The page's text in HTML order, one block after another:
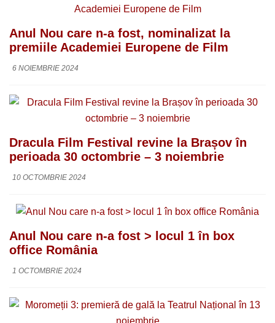
Anul Nou care n-a fost, nominalizat la
premiile Academiei Europene de Film
6 NOIEMBRIE 2024
Dracula Film Festival revine la Brașov în
perioada 30 octombrie – 3 noiembrie
10 OCTOMBRIE 2024
Anul Nou care n-a fost > locul 1 în box
office România
1 OCTOMBRIE 2024